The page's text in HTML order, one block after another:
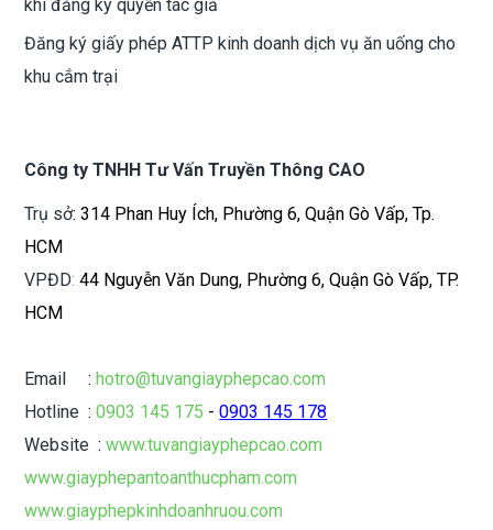
khi đăng ký quyền tác giả
Đăng ký giấy phép ATTP kinh doanh dịch vụ ăn uống cho
khu cắm trại
Công ty TNHH Tư Vấn Truyền Thông CAO
Trụ sở: 314 Phan Huy Ích, Phường 6, Quận Gò Vấp, Tp.
HCM
VPĐD:44 Nguyễn Văn Dung, Phường 6, Quận Gò Vấp, TP.
HCM
Email: hotro@tuvangiayphepcao.com
Hotline:0903 145 175 -0903 145 178
Website:www.tuvangiayphepcao.com
www.giayphepantoanthucpham.com
www.giayphepkinhdoanhruou.com